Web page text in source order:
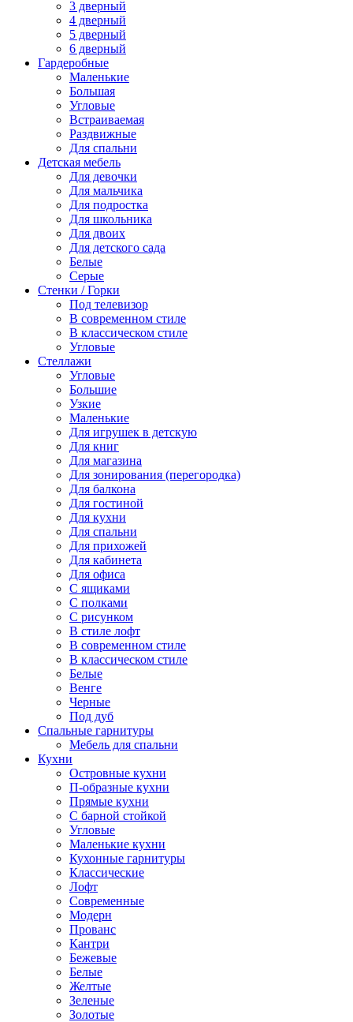
3 дверный
4 дверный
5 дверный
6 дверный
Гардеробные
Маленькие
Большая
Угловые
Встраиваемая
Раздвижные
Для спальни
Детская мебель
Для девочки
Для мальчика
Для подростка
Для школьника
Для двоих
Для детского сада
Белые
Серые
Стенки / Горки
Под телевизор
В современном стиле
В классическом стиле
Угловые
Стеллажи
Угловые
Большие
Узкие
Маленькие
Для игрушек в детскую
Для книг
Для магазина
Для зонирования (перегородка)
Для балкона
Для гостиной
Для кухни
Для спальни
Для прихожей
Для кабинета
Для офиса
С ящиками
С полками
С рисунком
В стиле лофт
В современном стиле
В классическом стиле
Белые
Венге
Черные
Под дуб
Спальные гарнитуры
Мебель для спальни
Кухни
Островные кухни
П-образные кухни
Прямые кухни
С барной стойкой
Угловые
Маленькие кухни
Кухонные гарнитуры
Классические
Лофт
Современные
Модерн
Прованс
Кантри
Бежевые
Белые
Желтые
Зеленые
Золотые